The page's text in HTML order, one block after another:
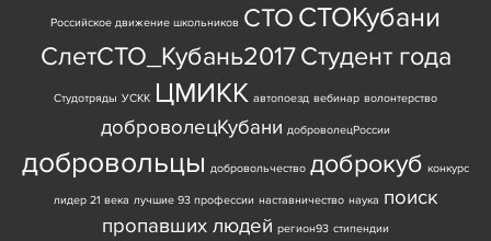
Российское движение школьников СТО СТОКубани
СлетСТО_Кубань2017Студент года
Студотряды УСКК ЦМИКК автопоезд вебинар волонтерство
доброволецКубани доброволецРоссии
добровольцы добровольчество доброкуб конкурс
лидер 21 века лучшие 93 профессии наставничество наука поиск
пропавших людей регион93 стипендии